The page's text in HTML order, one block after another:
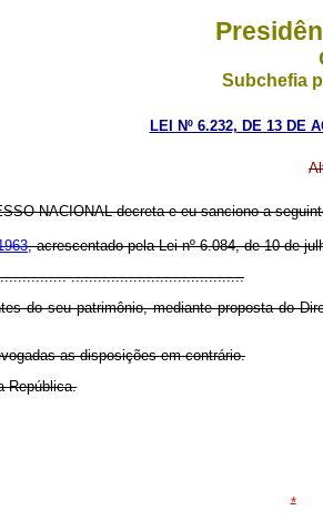
Subchefia
LEI Nº 6.232, DE 13 DE
NACIONAL decreta e eu sanciono a
, acrescentado pela Lei nº 6.084, de 10 de
.......................................
do seu patrimônio, mediante proposta do
as disposições em contrário.
República.
*